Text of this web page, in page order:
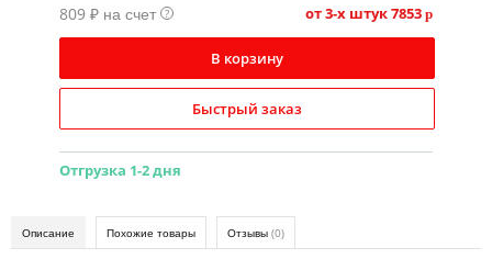
Epson
HP
IBM
Kodak
Kyocera
809 ₽ на счет ? от 3-х штук7853 p
В корзину
Быстрый заказ
Отгрузка 1-2 дня
Описание Похожие товары Отзывы (0)